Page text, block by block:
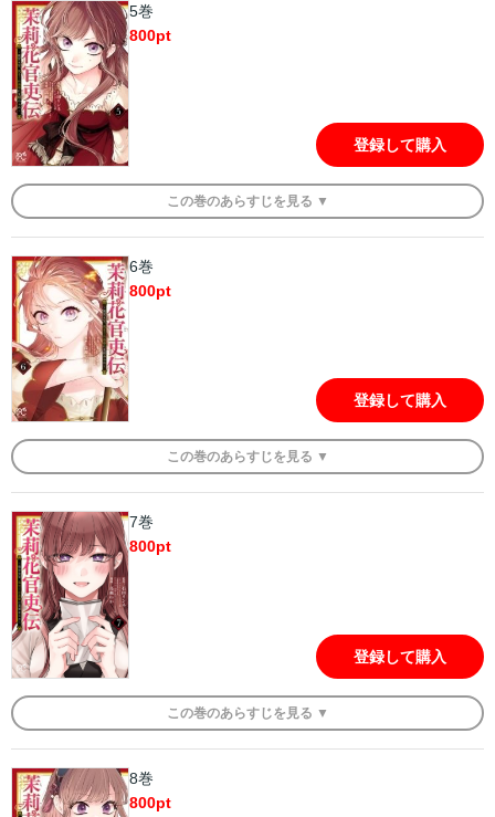
5巻
800pt
登録して購入
この巻のあらすじを 見る ▼
6巻
800pt
登録して購入
この巻のあらすじを 見る ▼
7巻
800pt
登録して購入
この巻のあらすじを 見る ▼
8巻
800pt